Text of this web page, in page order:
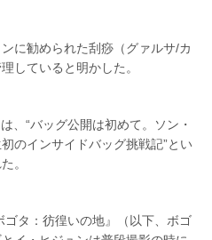
に勧められた刮痧（グァルサ/カ
していると明かした。
、“バッグ公開は初めて。ソン・
のインサイドバッグ挑戦記”とい
。
タ：彷徨いの地』（以下、ボゴ